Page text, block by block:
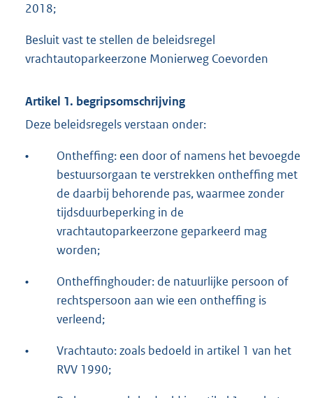
2018;
Besluit vast te stellen de beleidsregel
vrachtautoparkeerzone Monierweg Coevorden
Artikel 1. begripsomschrijving
Deze beleidsregels verstaan onder:
•
Ontheffing: een door of namens het bevoegde
bestuursorgaan te verstrekken ontheffing met
de daarbij behorende pas, waarmee zonder
tijdsduurbeperking in de
vrachtautoparkeerzone geparkeerd mag
worden;
•
Ontheffinghouder: de natuurlijke persoon of
rechtspersoon aan wie een ontheffing is
verleend;
•
Vrachtauto: zoals bedoeld in artikel 1 van het
RVV 1990;